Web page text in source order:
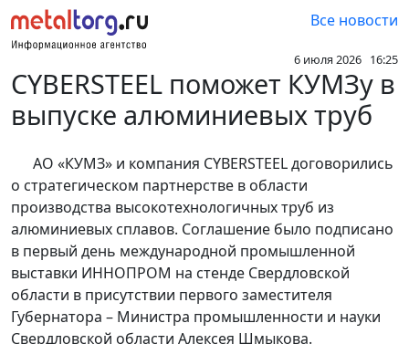
Все новости
6 июля 2026 16:25
CYBERSTEEL поможет КУМЗу в
выпуске алюминиевых труб
АО «КУМЗ» и компания CYBERSTEEL договорились
о стратегическом партнерстве в области
производства высокотехнологичных труб из
алюминиевых сплавов. Соглашение было подписано
в первый день международной промышленной
выставки ИННОПРОМ на стенде Свердловской
области в присутствии первого заместителя
Губернатора – Министра промышленности и науки
Свердловской области Алексея Шмыкова.